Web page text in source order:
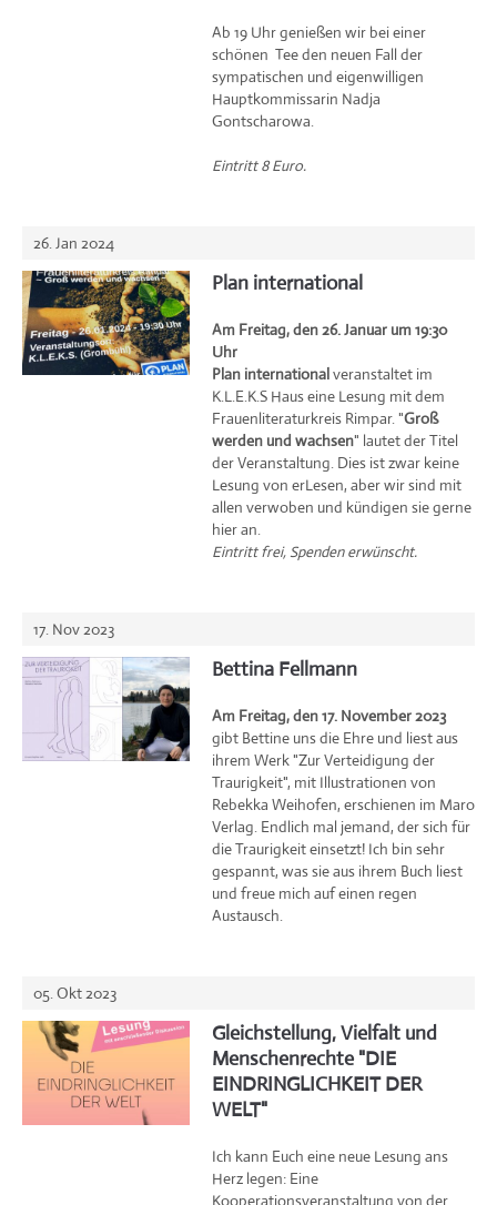
Ab 19 Uhr genießen wir bei einer
schönen Tee den neuen Fall der
sympatischen und eigenwilligen
Hauptkommissarin Nadja
Gontscharowa.
Eintritt 8 Euro.
26. Jan 2024
Plan international
Am Freitag, den 26. Januar um 19:30
Uhr
Plan internationalveranstaltet im
K.L.E.K.S Haus eine Lesung mit dem
Frauenliteraturkreis Rimpar. "Groß
werden und wachsen" lautet der Titel
der Veranstaltung. Dies ist zwar keine
Lesung von erLesen, aber wir sind mit
allen verwoben und kündigen sie gerne
hier an.
Eintritt frei, Spenden erwünscht.
17. Nov 2023
Bettina Fellmann
Am Freitag, den 17. November 2023
gibt Bettine uns die Ehre und liest aus
ihrem Werk "Zur Verteidigung der
Traurigkeit", mit Illustrationen von
Rebekka Weihofen, erschienen im Maro
Verlag. Endlich mal jemand, der sich für
die Traurigkeit einsetzt! Ich bin sehr
gespannt, was sie aus ihrem Buch liest
und freue mich auf einen regen
Austausch.
05. Okt 2023
Gleichstellung, Vielfalt und
Menschenrechte "DIE
EINDRINGLICHKEIT DER
WELT"
Ich kann Euch eine neue Lesung ans
Herz legen: Eine
Kooperationsveranstaltung von der